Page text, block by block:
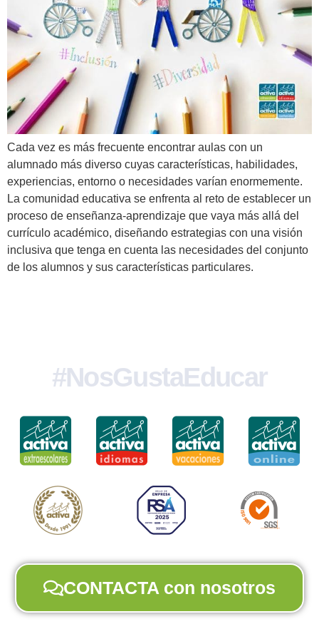
Cada vez es más frecuente encontrar aulas con un
alumnado más diverso cuyas características, habilidades,
experiencias, entorno o necesidades varían enormemente.
La comunidad educativa se enfrenta al reto de establecer un
proceso de enseñanza-aprendizaje que vaya más allá del
currículo académico, diseñando estrategias con una visión
inclusiva que tenga en cuenta las necesidades del conjunto
de los alumnos y sus características particulares.
#NosGustaEducar
CONTACTA con nosotros